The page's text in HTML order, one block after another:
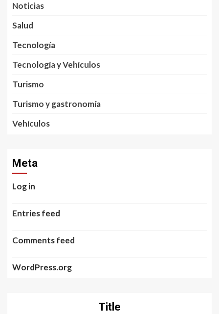
Noticias
Salud
Tecnología
Tecnología y Vehículos
Turismo
Turismo y gastronomía
Vehículos
Meta
Log in
Entries feed
Comments feed
WordPress.org
Title